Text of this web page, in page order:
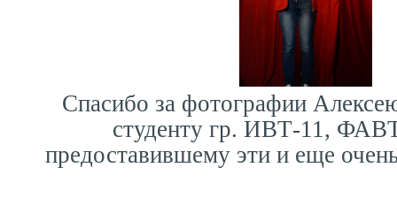
Спасибо за фотографии
студенту гр. ИВТ-11,
предоставившему эти и еще